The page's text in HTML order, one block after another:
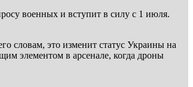
военных и вступит в силу с 1 июля.
словам, это изменит статус Украины на
элементом в арсенале, когда дроны